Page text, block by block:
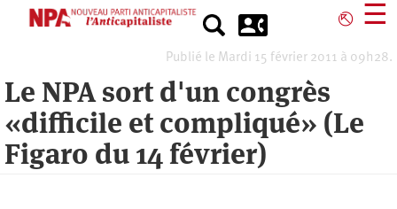
⎋ ☰
Publié le Mardi 15 février 2011 à 09h28.
Le NPA sort d'un congrès
«difficile et compliqué» (Le
Figaro du 14 février)